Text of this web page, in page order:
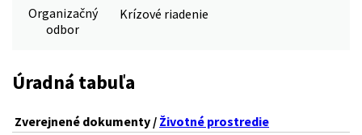
Organizačný
odbor
Krízové riadenie
Úradná tabuľa
Zverejnené dokumenty / Životné prostredie